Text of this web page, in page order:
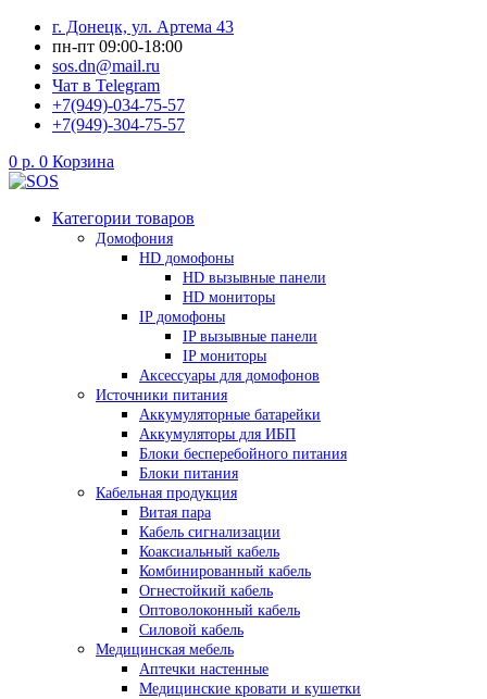
Перейти
содержимому
г. Донецк, ул. Артема 43
пн-пт 09:00-18:00
sos.dn@mail.ru
Чат в Telegram
+7(949)-034-75-57
+7(949)-304-75-57
0 р. 0 Корзина
Категории товаров
Домофония
HD домофоны
HD вызывные панели
HD мониторы
IP домофоны
IP вызывные панели
IP мониторы
Аксессуары для домофонов
Источники питания
Аккумуляторные батарейки
Аккумуляторы для ИБП
Блоки бесперебойного питания
Блоки питания
Кабельная продукция
Витая пара
Кабель сигнализации
Коаксиальный кабель
Комбинированный кабель
Огнестойкий кабель
Оптоволоконный кабель
Силовой кабель
Медицинская мебель
Аптечки настенные
Медицинские кровати и кушетки